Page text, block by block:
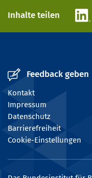
Inhalte teilen
Feedback geben
Kontakt
Impressum
Datenschutz
Barrierefreiheit
Cookie-Einstellungen